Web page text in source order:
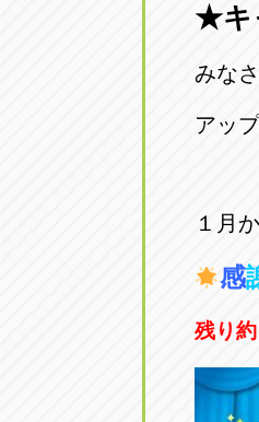
愛知県一宮
アップル春
愛知県春日
愛知県北名
アップル碧
愛知県碧南
アップル常
★キ
みな
アッ
１月
感
残り